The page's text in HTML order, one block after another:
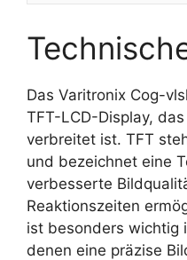
Das Varitronix Cog-
TFT-LCD-Display,
verbreitet ist. TFT
und bezeichnet eine
verbesserte
Reaktionszeiten
ist besonders wichtig
denen eine präzise